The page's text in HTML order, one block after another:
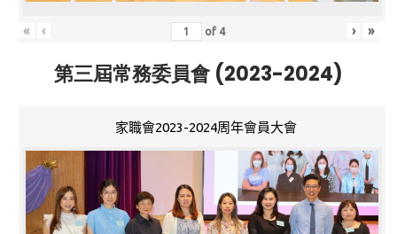
« ‹ of 4 › »
第三屆常務委員會 (2023-2024)
家職會2023-2024周年會員大會